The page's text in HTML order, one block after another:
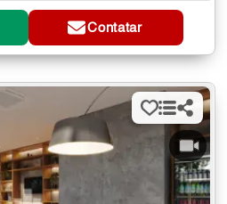
Contatar